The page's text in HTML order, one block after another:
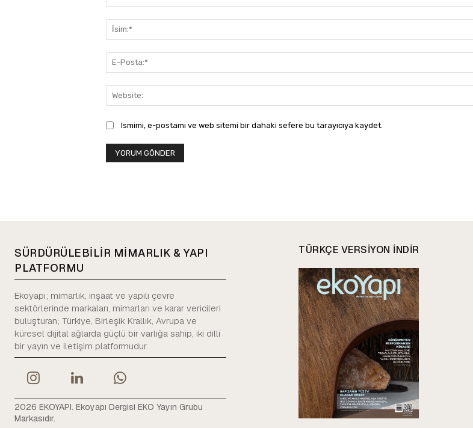
Ismimi, e-postamı ve web sitemi bir dahaki sefere bu tarayıcıya kaydet.
SÜRDÜRÜLEBİLİR MİMARLIK & YAPI
PLATFORMU
Ekoyapı; mimarlık, inşaat ve yapılı çevre
sektörlerinde markaları, mimarları ve karar vericileri
buluşturan; Türkiye, Birleşik Krallık, Avrupa ve
küresel dijital ağlarda güçlü bir varlığa sahip, iki dilli
bir yayın ve iletişim platformudur.
2026 EKOYAPI. Ekoyapı Dergisi EKO Yayın Grubu
Markasıdır.
TÜRKÇE VERSIYON INDIR